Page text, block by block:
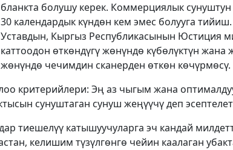
бланкта болушу керек. Коммерциялык
30 календардык күндөн кем эмес болууга тийиш.
Уставдын, Кыргыз Республикасынын Юстиция
каттоодон өткөндүгү жөнүндө күбөлүктүн
жөнүндө чечимдин сканерден өткөн көчүрмөсү.
критерийлери: Эң аз чыгым жана
сунуштаган сунуш жеңүүчү деп
тиешелүү катышуучуларга эч кандай
келишим түзүлгөнгө чейин каалаган